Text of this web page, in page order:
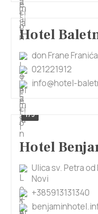
Hotel
don Frane
021221912
info@hotel-
1/3
Hotel
Ulica sv. Petra
Novi
+385913131340